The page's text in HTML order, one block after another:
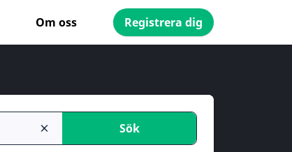
Om oss Registrera dig
Sök